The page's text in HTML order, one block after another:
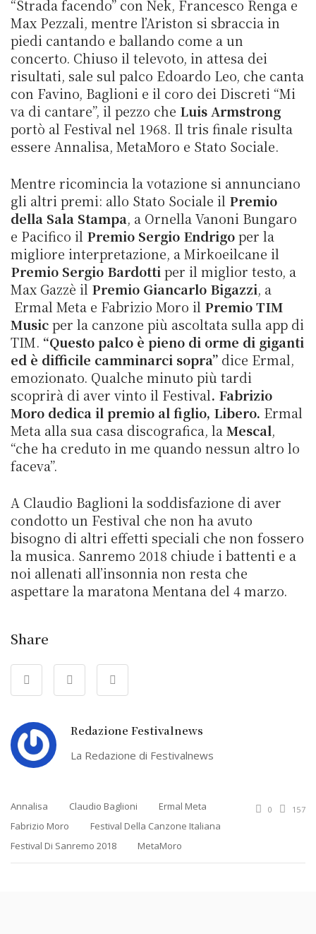
“Strada facendo” con Nek, Francesco Renga e
Max Pezzali, mentre l’Ariston si sbraccia in
piedi cantando e ballando come a un
concerto. Chiuso il televoto, in attesa dei
risultati, sale sul palco Edoardo Leo, che canta
con Favino, Baglioni e il coro dei Discreti “Mi
va di cantare”, il pezzo che Luis Armstrong
portò al Festival nel 1968. Il tris finale risulta
essere Annalisa, MetaMoro e Stato Sociale.
Mentre ricomincia la votazione si annunciano
gli altri premi: allo Stato Sociale il Premio
della Sala Stampa, a Ornella Vanoni Bungaro
e Pacifico il Premio Sergio Endrigoper la
migliore interpretazione, a Mirkoeilcane il
Premio Sergio Bardotti per il miglior testo, a
Max Gazzè il Premio Giancarlo Bigazzi, a
Ermal Meta e Fabrizio Moro il Premio TIM
Musicper la canzone più ascoltata sulla app di
TIM. “Questo palco è pieno di orme di giganti
ed è difficile camminarci sopra” dice Ermal,
emozionato. Qualche minuto più tardi
scoprirà di aver vinto il Festival. Fabrizio
Moro dedica il premio al figlio, Libero. Ermal
Meta alla sua casa discografica, la Mescal,
“che ha creduto in me quando nessun altro lo
faceva”.
A Claudio Baglioni la soddisfazione di aver
condotto un Festival che non ha avuto
bisogno di altri effetti speciali che non fossero
la musica. Sanremo 2018 chiude i battenti e a
noi allenati all’insonnia non resta che
aspettare la maratona Mentana del 4 marzo.
Share
Redazione Festivalnews
La Redazione di Festivalnews
Annalisa Claudio Baglioni
Ermal Meta
Fabrizio Moro
Festival Della Canzone Italiana
Festival Di Sanremo 2018
MetaMoro
0 157